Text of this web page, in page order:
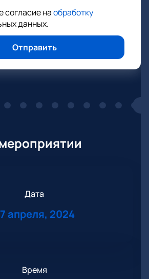
согласие наобработку
данных.
Отправить
Дата
апреля, 2024
Время